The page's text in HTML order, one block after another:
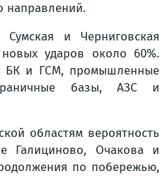
направлений.
и Черниговская
ударов около 60%.
БК и ГСМ, промышленные
базы, АЗС и
областям вероятность
Галициново, Очакова и
по побережью,